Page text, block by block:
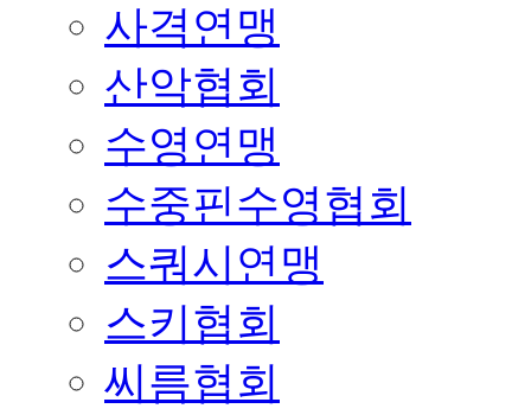
사격연맹
산악협회
수영연맹
수중핀수영협회
스쿼시연맹
스키협회
씨름협회